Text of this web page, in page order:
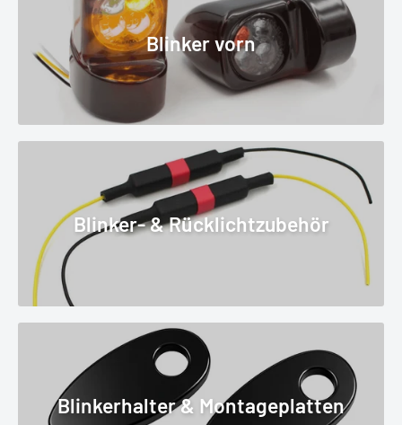
Blinker vorn
Blinker- & Rücklichtzubehör
Blinkerhalter & Montageplatten